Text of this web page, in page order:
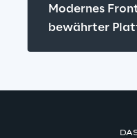
Modernes
bewährter